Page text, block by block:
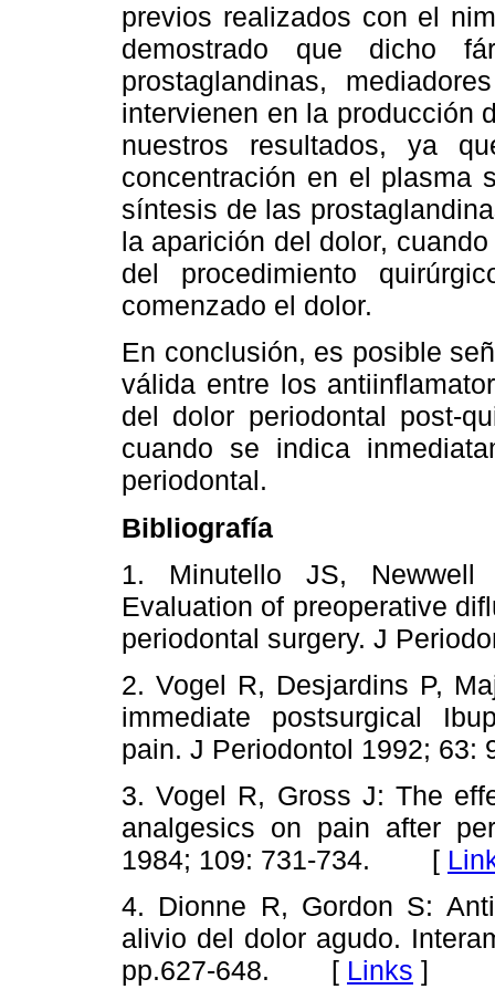
previos realizados con el
demostrado que dicho
prostaglandinas,
intervienen en la producción
nuestros resultados, ya
concentración en el plasma
síntesis de las
la aparición del dolor,
del procedimiento
comenzado el dolor.
En conclusión, es posible
válida entre los
del dolor periodontal post-
cuando se indica
periodontal.
Bibliografía
1. Minutello JS, Newwell
Evaluation of preoperative
periodontal surgery. J
2. Vogel R, Desjardins P,
immediate postsurgical
pain. J Periodontol 1992;
3. Vogel R, Gross J: The
analgesics on pain after
1984; 109: 731-734. [
4. Dionne R, Gordon S:
alivio del dolor agudo.
pp.627-648. [ Links ]